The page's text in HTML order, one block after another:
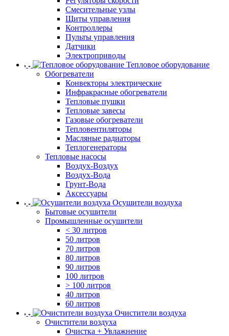
Смесительные узлы
Щиты управления
Контроллеры
Пульты управления
Датчики
Электроприводы
Тепловое оборудование
Обогреватели
Конвекторы электрические
Инфракрасные обогреватели
Тепловые пушки
Тепловые завесы
Газовые обогреватели
Тепловентиляторы
Масляные радиаторы
Теплогенераторы
Тепловые насосы
Воздух-Воздух
Воздух-Вода
Грунт-Вода
Аксессуары
Осушители воздуха
Бытовые осушители
Промышленные осушители
< 30 литров
50 литров
70 литров
80 литров
90 литров
100 литров
> 100 литров
40 литров
60 литров
Очистители воздуха
Очистители воздуха
Очистка + Увлажнение